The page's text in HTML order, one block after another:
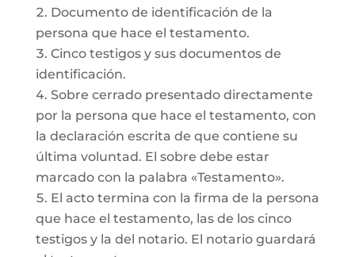
Documento de identificación de la
persona que hace el testamento.
Cinco testigos y sus documentos de
identificación.
Sobre cerrado presentado directamente
por la persona que hace el testamento, con
la declaración escrita de que contiene su
última voluntad. El sobre debe estar
marcado con la palabra «Testamento».
El acto termina con la firma de la persona
que hace el testamento, las de los cinco
testigos y la del notario. El notario guardará